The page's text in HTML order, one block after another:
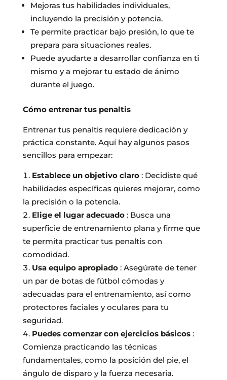
Mejoras tus habilidades individuales,
incluyendo la precisión y potencia.
Te permite practicar bajo presión, lo que te
prepara para situaciones reales.
Puede ayudarte a desarrollar confianza en ti
mismo y a mejorar tu estado de ánimo
durante el juego.
Cómo entrenar tus penaltis
Entrenar tus penaltis requiere dedicación y
práctica constante. Aquí hay algunos pasos
sencillos para empezar:
Establece un objetivo claro : Decidiste qué
habilidades específicas quieres mejorar, como
la precisión o la potencia.
Elige el lugar adecuado : Busca una
superficie de entrenamiento plana y firme que
te permita practicar tus penaltis con
comodidad.
Usa equipo apropiado : Asegúrate de tener
un par de botas de fútbol cómodas y
adecuadas para el entrenamiento, así como
protectores faciales y oculares para tu
seguridad.
Puedes comenzar con ejercicios básicos :
Comienza practicando las técnicas
fundamentales, como la posición del pie, el
ángulo de disparo y la fuerza necesaria.